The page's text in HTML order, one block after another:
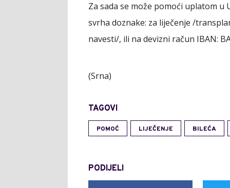
Za sada se može pomoći uplatom u
svrha doznake: za liječenje /
navesti/, ili na devizni račun IBAN:
(Srna)
TAGOVI
POMOĆ LIJEČENJE BILEĆA
PODIJELI